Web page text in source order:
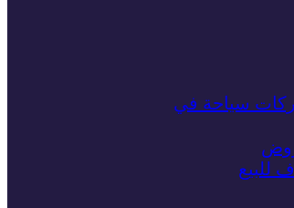
سياحة في
للبيع